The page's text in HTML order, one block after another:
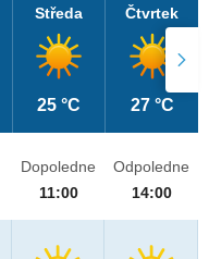
Středa
25 °C
Čtvrtek
27 °C
Dopoledne
11:00
Odpoledne
14:00